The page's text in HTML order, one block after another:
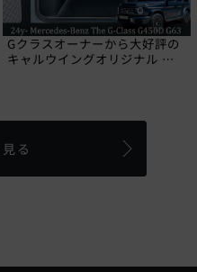
Gクラスオーナーから大好評の
キャルウイングオリジナル ラ
る